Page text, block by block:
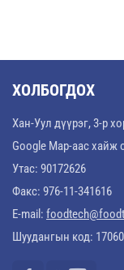
ХОЛБОГДОХ
Хан-Уул дүүрэг, 3-р
Google Map-аас хайж
Утас: 90172626
Факс: 976-11-341616
E-mail:
Шуудангын код: 17060